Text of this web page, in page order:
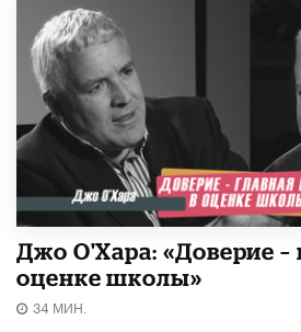
Джо О'Хара: «Доверие –
оценке школы»
34 МИН.